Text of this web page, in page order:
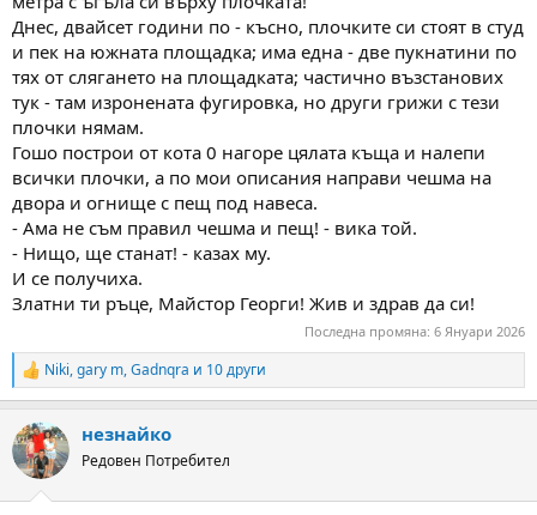
Днес, двайсет години по - късно, плочките си стоят в студ
и пек на южната площадка; има една - две пукнатини по
тях от слягането на площадката; частично възстанових
тук - там изронената фугировка, но други грижи с тези
плочки нямам.
Гошо построи от кота 0 нагоре цялата къща и налепи
всички плочки, а по мои описания направи чешма на
двора и огнище с пещ под навеса.
- Ама не съм правил чешма и пещ! - вика той.
- Нищо, ще станат! - казах му.
И се получиха.
Златни ти ръце, Майстор Георги! Жив и здрав да си!
Последна промяна: 6 Януари 2026
R
e
c
t
i
Niki,gary m,Gadnqra и 10 други
незнайко
Редовен Потребител